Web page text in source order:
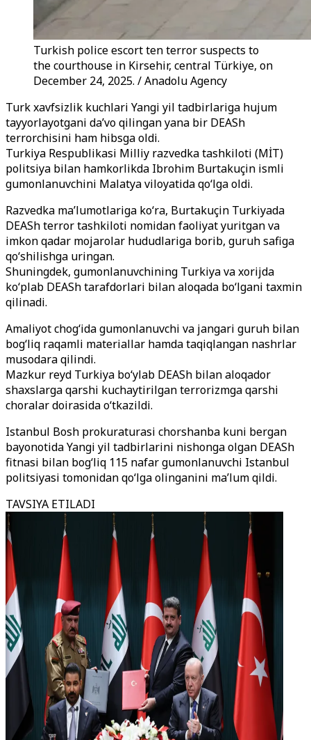
Turkish police escort ten terror suspects to
the courthouse in Kirsehir, central Türkiye, on
December 24, 2025. / Anadolu Agency
Turk xavfsizlik kuchlari Yangi yil tadbirlariga hujum
tayyorlayotgani da’vo qilingan yana bir DEASh
terrorchisini ham hibsga oldi.
Turkiya Respublikasi Milliy razvedka tashkiloti (MİT)
politsiya bilan hamkorlikda Ibrohim Burtakuçin ismli
gumonlanuvchini Malatya viloyatida qo‘lga oldi.
Razvedka ma’lumotlariga ko‘ra, Burtakuçin Turkiyada
DEASh terror tashkiloti nomidan faoliyat yuritgan va
imkon qadar mojarolar hududlariga borib, guruh safiga
qo‘shilishga uringan.
Shuningdek, gumonlanuvchining Turkiya va xorijda
ko‘plab DEASh tarafdorlari bilan aloqada bo‘lgani taxmin
qilinadi.
Amaliyot chog‘ida gumonlanuvchi va jangari guruh bilan
bog‘liq raqamli materiallar hamda taqiqlangan nashrlar
musodara qilindi.
Mazkur reyd Turkiya bo‘ylab DEASh bilan aloqador
shaxslarga qarshi kuchaytirilgan terrorizmga qarshi
choralar doirasida o‘tkazildi.
Istanbul Bosh prokuraturasi chorshanba kuni bergan
bayonotida Yangi yil tadbirlarini nishonga olgan DEASh
fitnasi bilan bog‘liq 115 nafar gumonlanuvchi Istanbul
politsiyasi tomonidan qo‘lga olinganini ma’lum qildi.
TAVSIYA ETILADI